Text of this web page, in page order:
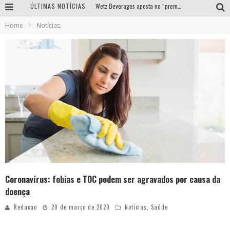
ÚLTIMAS NOTÍCIAS
Home Notícias
Coronavírus: fobias e TOC podem ser agravados por causa da
doença
Redacao 20 de março de 2020 Notícias Saúde